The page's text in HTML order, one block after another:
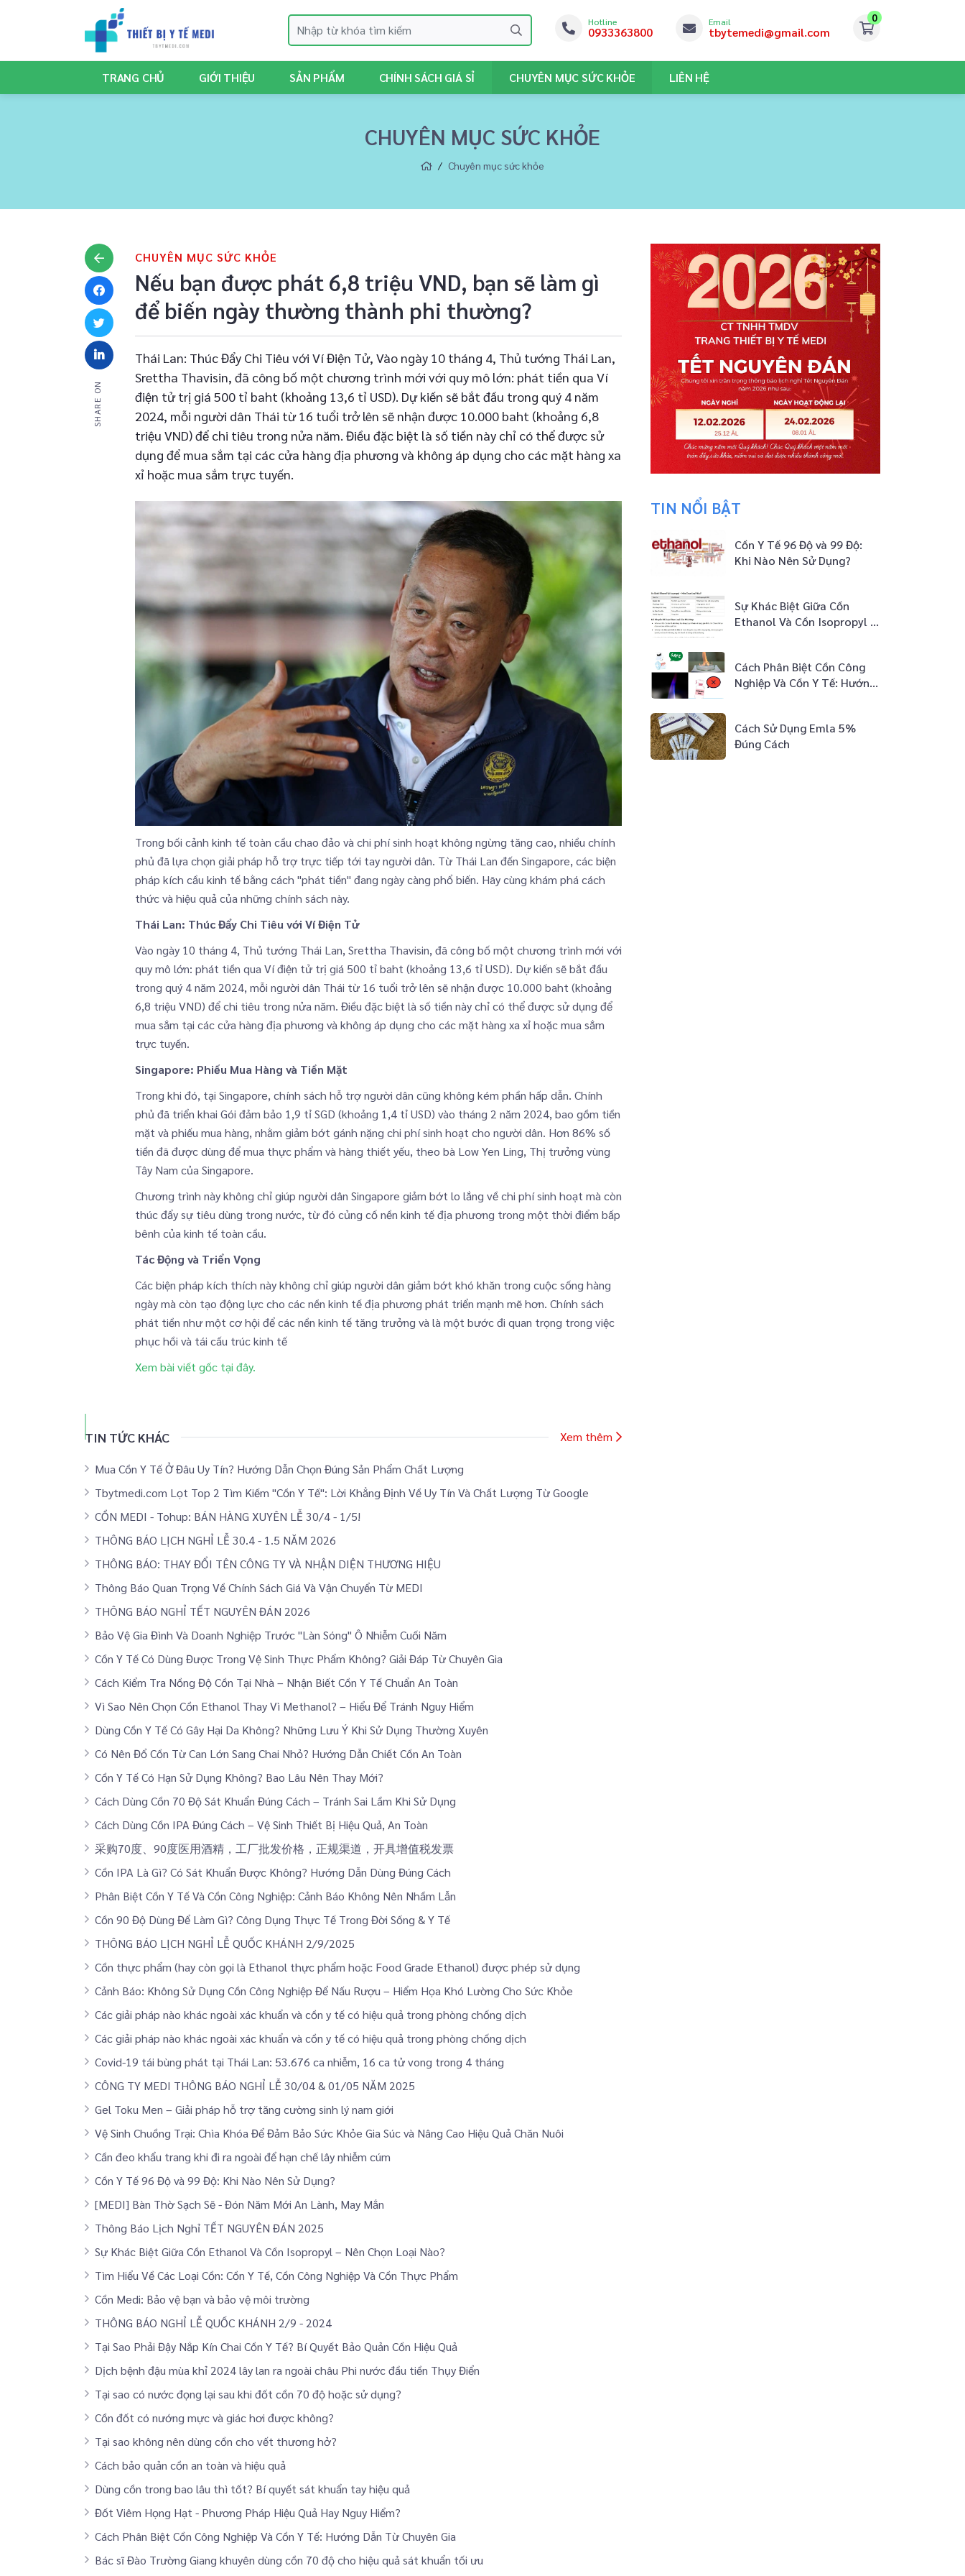
Hotline
0933363800
Email
tbytemedi@gmail.com
0
TRANG CHỦ GIỚI THIỆU SẢN PHẨM CHÍNH SÁCH GIÁ SỈ CHUYÊN MỤC SỨC KHỎE LIÊN HỆ
CHUYÊN MỤC SỨC KHỎE
Chuyên mục sức khỏe
CHUYÊN MỤC SỨC KHỎE
Nếu bạn được phát 6,8 triệu VND, bạn sẽ làm gì
để biến ngày thường thành phi thường?
Thái Lan: Thúc Đẩy Chi Tiêu với Ví Điện Tử, Vào ngày 10 tháng 4, Thủ tướng Thái Lan,
Srettha Thavisin, đã công bố một chương trình mới với quy mô lớn: phát tiền qua Ví
điện tử trị giá 500 tỉ baht (khoảng 13,6 tỉ USD). Dự kiến sẽ bắt đầu trong quý 4 năm
2024, mỗi người dân Thái từ 16 tuổi trở lên sẽ nhận được 10.000 baht (khoảng 6,8
triệu VND) để chi tiêu trong nửa năm. Điều đặc biệt là số tiền này chỉ có thể được sử
dụng để mua sắm tại các cửa hàng địa phương và không áp dụng cho các mặt hàng xa
xỉ hoặc mua sắm trực tuyến.
Trong bối cảnh kinh tế toàn cầu chao đảo và chi phí sinh hoạt không ngừng tăng cao, nhiều chính
phủ đã lựa chọn giải pháp hỗ trợ trực tiếp tới tay người dân. Từ Thái Lan đến Singapore, các biện
pháp kích cầu kinh tế bằng cách "phát tiền" đang ngày càng phổ biến. Hãy cùng khám phá cách
thức và hiệu quả của những chính sách này.
Thái Lan: Thúc Đẩy Chi Tiêu với Ví Điện Tử
Vào ngày 10 tháng 4, Thủ tướng Thái Lan, Srettha Thavisin, đã công bố một chương trình mới với
quy mô lớn: phát tiền qua Ví điện tử trị giá 500 tỉ baht (khoảng 13,6 tỉ USD). Dự kiến sẽ bắt đầu
trong quý 4 năm 2024, mỗi người dân Thái từ 16 tuổi trở lên sẽ nhận được 10.000 baht (khoảng
6,8 triệu VND) để chi tiêu trong nửa năm. Điều đặc biệt là số tiền này chỉ có thể được sử dụng để
mua sắm tại các cửa hàng địa phương và không áp dụng cho các mặt hàng xa xỉ hoặc mua sắm
trực tuyến.
Singapore: Phiếu Mua Hàng và Tiền Mặt
Trong khi đó, tại Singapore, chính sách hỗ trợ người dân cũng không kém phần hấp dẫn. Chính
phủ đã triển khai Gói đảm bảo 1,9 tỉ SGD (khoảng 1,4 tỉ USD) vào tháng 2 năm 2024, bao gồm tiền
mặt và phiếu mua hàng, nhằm giảm bớt gánh nặng chi phí sinh hoạt cho người dân. Hơn 86% số
tiền đã được dùng để mua thực phẩm và hàng thiết yếu, theo bà Low Yen Ling, Thị trưởng vùng
Tây Nam của Singapore.
Chương trình này không chỉ giúp người dân Singapore giảm bớt lo lắng về chi phí sinh hoạt mà còn
thúc đẩy sự tiêu dùng trong nước, từ đó củng cố nền kinh tế địa phương trong một thời điểm bấp
bênh của kinh tế toàn cầu.
Tác Động và Triển Vọng
Các biện pháp kích thích này không chỉ giúp người dân giảm bớt khó khăn trong cuộc sống hàng
ngày mà còn tạo động lực cho các nền kinh tế địa phương phát triển mạnh mẽ hơn. Chính sách
phát tiền như một cơ hội để các nền kinh tế tăng trưởng và là một bước đi quan trọng trong việc
phục hồi và tái cấu trúc kinh tế
Xem bài viết gốc tại đây.
SHARE ON
TIN TỨC KHÁC Xem thêm
Mua Cồn Y Tế Ở Đâu Uy Tín? Hướng Dẫn Chọn Đúng Sản Phẩm Chất Lượng
Tbytmedi.com Lọt Top 2 Tìm Kiếm "Cồn Y Tế": Lời Khẳng Định Về Uy Tín Và Chất Lượng Từ Google
CỒN MEDI - Tohup: BÁN HÀNG XUYÊN LỄ 30/4 - 1/5!
THÔNG BÁO LỊCH NGHỈ LỄ 30.4 - 1.5 NĂM 2026
THÔNG BÁO: THAY ĐỔI TÊN CÔNG TY VÀ NHẬN DIỆN THƯƠNG HIỆU
Thông Báo Quan Trọng Về Chính Sách Giá Và Vận Chuyển Từ MEDI
THÔNG BÁO NGHỈ TẾT NGUYÊN ĐÁN 2026
Bảo Vệ Gia Đình Và Doanh Nghiệp Trước "Làn Sóng" Ô Nhiễm Cuối Năm
Cồn Y Tế Có Dùng Được Trong Vệ Sinh Thực Phẩm Không? Giải Đáp Từ Chuyên Gia
Cách Kiểm Tra Nồng Độ Cồn Tại Nhà – Nhận Biết Cồn Y Tế Chuẩn An Toàn
Vì Sao Nên Chọn Cồn Ethanol Thay Vì Methanol? – Hiểu Để Tránh Nguy Hiểm
Dùng Cồn Y Tế Có Gây Hại Da Không? Những Lưu Ý Khi Sử Dụng Thường Xuyên
Có Nên Đổ Cồn Từ Can Lớn Sang Chai Nhỏ? Hướng Dẫn Chiết Cồn An Toàn
Cồn Y Tế Có Hạn Sử Dụng Không? Bao Lâu Nên Thay Mới?
Cách Dùng Cồn 70 Độ Sát Khuẩn Đúng Cách – Tránh Sai Lầm Khi Sử Dụng
Cách Dùng Cồn IPA Đúng Cách – Vệ Sinh Thiết Bị Hiệu Quả, An Toàn
采购70度、90度医用酒精，工厂批发价格，正规渠道，开具增值税发票
Cồn IPA Là Gì? Có Sát Khuẩn Được Không? Hướng Dẫn Dùng Đúng Cách
Phân Biệt Cồn Y Tế Và Cồn Công Nghiệp: Cảnh Báo Không Nên Nhầm Lẫn
Cồn 90 Độ Dùng Để Làm Gì? Công Dụng Thực Tế Trong Đời Sống & Y Tế
THÔNG BÁO LỊCH NGHỈ LỄ QUỐC KHÁNH 2/9/2025
Cồn thực phẩm (hay còn gọi là Ethanol thực phẩm hoặc Food Grade Ethanol) được phép sử dụng
Cảnh Báo: Không Sử Dụng Cồn Công Nghiệp Để Nấu Rượu – Hiểm Họa Khó Lường Cho Sức Khỏe
Các giải pháp nào khác ngoài xác khuẩn và cồn y tế có hiệu quả trong phòng chống dịch
Các giải pháp nào khác ngoài xác khuẩn và cồn y tế có hiệu quả trong phòng chống dịch
Covid-19 tái bùng phát tại Thái Lan: 53.676 ca nhiễm, 16 ca tử vong trong 4 tháng
CÔNG TY MEDI THÔNG BÁO NGHỈ LỄ 30/04 & 01/05 NĂM 2025
Gel Toku Men – Giải pháp hỗ trợ tăng cường sinh lý nam giới
Vệ Sinh Chuồng Trại: Chìa Khóa Để Đảm Bảo Sức Khỏe Gia Súc và Nâng Cao Hiệu Quả Chăn Nuôi
Cần đeo khẩu trang khi đi ra ngoài để hạn chế lây nhiễm cúm
Cồn Y Tế 96 Độ và 99 Độ: Khi Nào Nên Sử Dụng?
[MEDI] Bàn Thờ Sạch Sẽ - Đón Năm Mới An Lành, May Mắn
Thông Báo Lịch Nghỉ TẾT NGUYÊN ĐÁN 2025
Sự Khác Biệt Giữa Cồn Ethanol Và Cồn Isopropyl – Nên Chọn Loại Nào?
Tìm Hiểu Về Các Loại Cồn: Cồn Y Tế, Cồn Công Nghiệp Và Cồn Thực Phẩm
Cồn Medi: Bảo vệ bạn và bảo vệ môi trường
THÔNG BÁO NGHỈ LỄ QUỐC KHÁNH 2/9 - 2024
Tại Sao Phải Đậy Nắp Kín Chai Cồn Y Tế? Bí Quyết Bảo Quản Cồn Hiệu Quả
Dịch bệnh đậu mùa khỉ 2024 lây lan ra ngoài châu Phi nước đầu tiền Thụy Điển
Tại sao có nước đọng lại sau khi đốt cồn 70 độ hoặc sử dụng?
Cồn đốt có nướng mực và giác hơi được không?
Tại sao không nên dùng cồn cho vết thương hở?
Cách bảo quản cồn an toàn và hiệu quả
Dùng cồn trong bao lâu thì tốt? Bí quyết sát khuẩn tay hiệu quả
Đốt Viêm Họng Hạt - Phương Pháp Hiệu Quả Hay Nguy Hiểm?
Cách Phân Biệt Cồn Công Nghiệp Và Cồn Y Tế: Hướng Dẫn Từ Chuyên Gia
Bác sĩ Đào Trường Giang khuyên dùng cồn 70 độ cho hiệu quả sát khuẩn tối ưu
TIN NỔI BẬT
Cồn Y Tế 96 Độ và 99 Độ:
Khi Nào Nên Sử Dụng?
Sự Khác Biệt Giữa Cồn
Ethanol Và Cồn Isopropyl –
Cách Phân Biệt Cồn Công
Nghiệp Và Cồn Y Tế: Hướng
Cách Sử Dụng Emla 5%
Đúng Cách